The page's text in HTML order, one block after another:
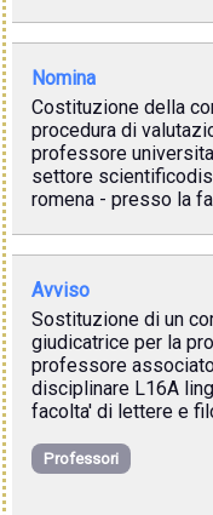
Nomina
Costituzione della
procedura di
professore
settore
romena - presso la
Avviso
Sostituzione di un
giudicatrice per la
professore
disciplinare L16A
facolta' di lettere e
Professori